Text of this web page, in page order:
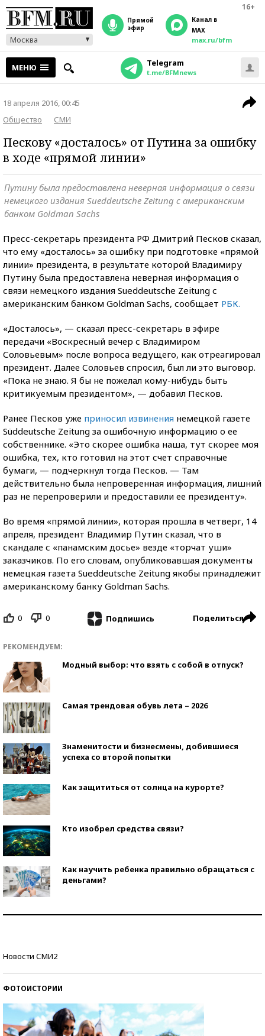
16+
Москва
прямой
эфир
Канал в
MAX
max.ru/bfm
МЕНЮ Telegram
t.me/BFMnews
18 апреля 2016, 00:45
Общество
СМИ
Пескову «досталось» от Путина за ошибку
в ходе «прямой линии»
Путину была предоставлена неверная информация о связи
немецкого издания Sueddeutsche Zeitung с американским
банком Goldman Sachs
Пресс-секретарь президента РФ Дмитрий Песков сказал,
что ему «досталось» за ошибку при подготовке «прямой
линии» президента, в результате которой Владимиру
Путину была предоставлена неверная информация о
связи немецкого издания Sueddeutsche Zeitung с
американским банком Goldman Sachs, сообщает РБК.
«Досталось», — сказал пресс-секретарь в эфире
передачи «Воскресный вечер с Владимиром
Соловьевым» после вопроса ведущего, как отреагировал
президент. Далее Соловьев спросил, был ли это выговор.
«Пока не знаю. Я бы не пожелал кому-нибудь быть
критикуемым президентом», — добавил Песков.
Ранее Песков уже приносил извинения немецкой газете
Süddeutsche Zeitung за ошибочную информацию о ее
собственнике. «Это скорее ошибка наша, тут скорее моя
ошибка, тех, кто готовил на этот счет справочные
бумаги, — подчеркнул тогда Песков. — Там
действительно была непроверенная информация, лишний
раз не перепроверили и предоставили ее президенту».
Во время «прямой линии», которая прошла в четверг, 14
апреля, президент Владимир Путин сказал, что в
скандале с «панамским досье» везде «торчат уши»
заказчиков. По его словам, опубликовавшая документы
немецкая газета Sueddeutsche Zeitung якобы принадлежит
американскому банку Goldman Sachs.
0 0 Подпишись Поделиться
РЕКОМЕНДУЕМ:
Модный выбор: что взять с собой в отпуск?
Самая трендовая обувь лета – 2026
Знаменитости и бизнесмены, добившиеся
успеха со второй попытки
Как защититься от солнца на курорте?
Кто изобрел средства связи?
Как научить ребенка правильно обращаться с
деньгами?
Новости СМИ2
ФОТОИСТОРИИ